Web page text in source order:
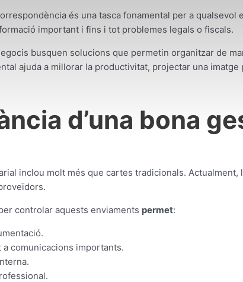
és una tasca fonamental per a qualsevol
important i fins i tot problemes legals o fiscals.
busquen solucions que permetin organitzar de
ajuda a millorar la productivitat, projectar una
d’una bona
inclou molt més que cartes tradicionals.
controlar aquests enviaments permet:
comunicacions importants.